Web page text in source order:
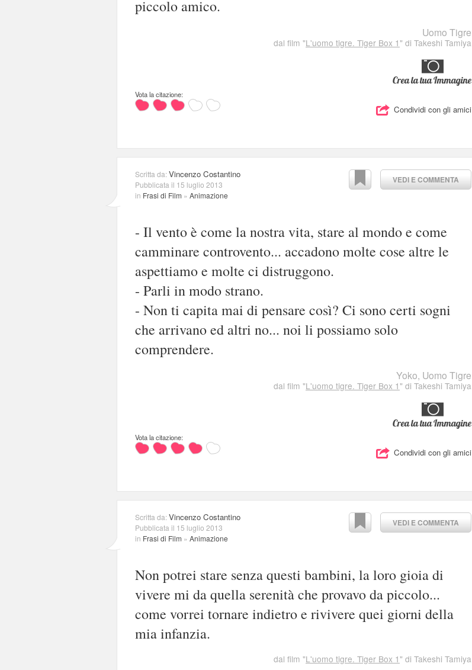
piccolo amico.
Uomo Tigre
dal film "L'uomo tigre. Tiger Box 1" di Takeshi Tamiya
Crea la tua Immagine
Vota la citazione:
Condividi con gli amici
VEDI E COMMENTA
Scritta da:Vincenzo Costantino
Pubblicata il 15 luglio 2013
in Frasi di Film » Animazione
- Il vento è come la nostra vita, stare al mondo e come
camminare controvento... accadono molte cose altre le
aspettiamo e molte ci distruggono.
- Parli in modo strano.
- Non ti capita mai di pensare così? Ci sono certi sogni
che arrivano ed altri no... noi li possiamo solo
comprendere.
Yoko, Uomo Tigre
dal film "L'uomo tigre. Tiger Box 1" di Takeshi Tamiya
Crea la tua Immagine
Vota la citazione:
Condividi con gli amici
VEDI E COMMENTA
Scritta da:Vincenzo Costantino
Pubblicata il 15 luglio 2013
in Frasi di Film » Animazione
Non potrei stare senza questi bambini, la loro gioia di
vivere mi da quella serenità che provavo da piccolo...
come vorrei tornare indietro e rivivere quei giorni della
mia infanzia.
dal film "L'uomo tigre. Tiger Box 1" di Takeshi Tamiya